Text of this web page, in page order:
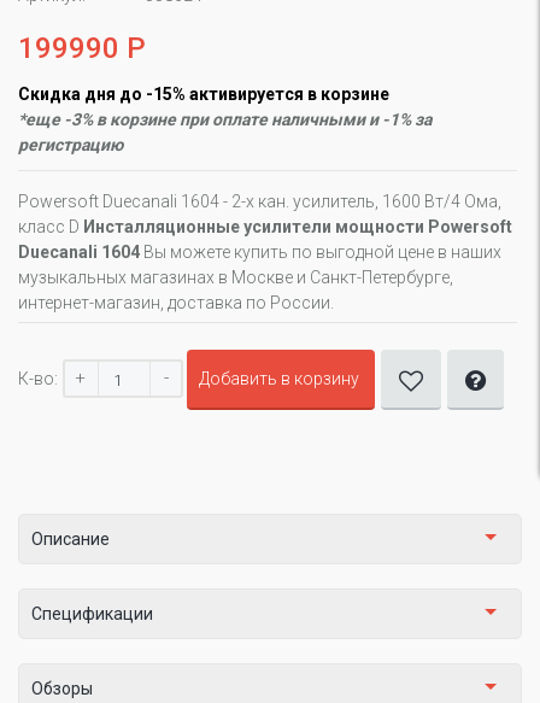
199990 Р
Скидка дня до -15% активируется в корзине
*еще -3% в корзине при оплате наличными и -1% за
регистрацию
Powersoft Duecanali 1604 - 2-х кан. усилитель, 1600 Вт/4 Ома,
класс D Инсталляционные усилители мощности Powersoft
Duecanali 1604 Вы можете купить по выгодной цене в наших
музыкальных магазинах в Москве и Санкт-Петербурге,
интернет-магазин, доставка по России.
К-во: + - Добавить в корзину
Описание
Спецификации
Обзоры